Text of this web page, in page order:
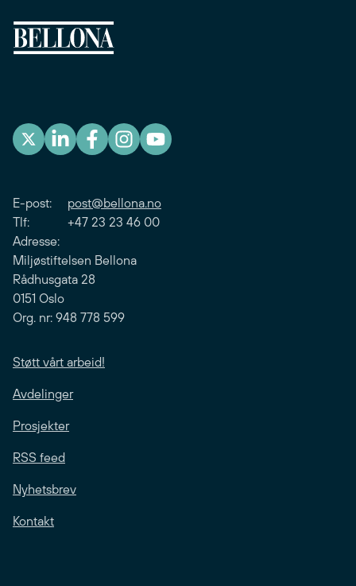
E-post: post@bellona.no
Tlf: +47 23 23 46 00
Adresse:
Miljøstiftelsen Bellona
Rådhusgata 28
0151 Oslo
Org. nr: 948 778 599
Støtt vårt arbeid!
Avdelinger
Prosjekter
RSS feed
Nyhetsbrev
Kontakt